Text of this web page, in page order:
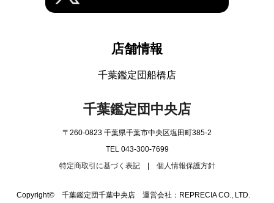
店舗情報
千葉鑑定団船橋店
千葉鑑定団中央店
〒260-0823 千葉県千葉市中央区塩田町385-2
TEL 043-300-7699
特定商取引に基づく表記| 個人情報保護方針
Copyright© 千葉鑑定団千葉中央店 運営会社：REPRECIA CO., LTD.